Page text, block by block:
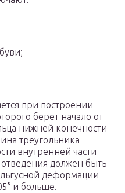
при построении
берет начало от
нижней конечности
треугольника
внутренней части
должен быть
деформации
и больше.